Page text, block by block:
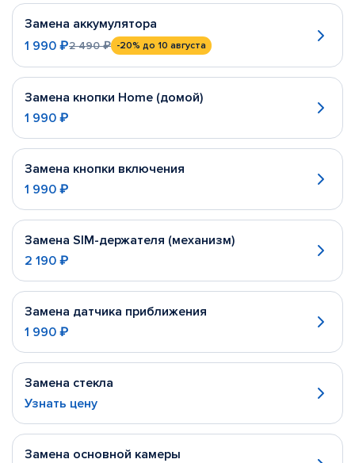
Замена аккумулятора
1 990 ₽2 490 ₽ -20% до 10 августа
Замена кнопки Home (домой)
1 990 ₽
Замена кнопки включения
1 990 ₽
Замена SIM-держателя (механизм)
2 190 ₽
Замена датчика приближения
1 990 ₽
Замена стекла
Узнать цену
Замена основной камеры